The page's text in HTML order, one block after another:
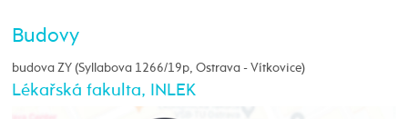
Budovy
budova ZY (Syllabova 1266/19p, Ostrava - Vítkovice)
Lékařská fakulta, INLEK